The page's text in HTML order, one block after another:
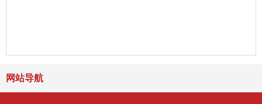
网站导航